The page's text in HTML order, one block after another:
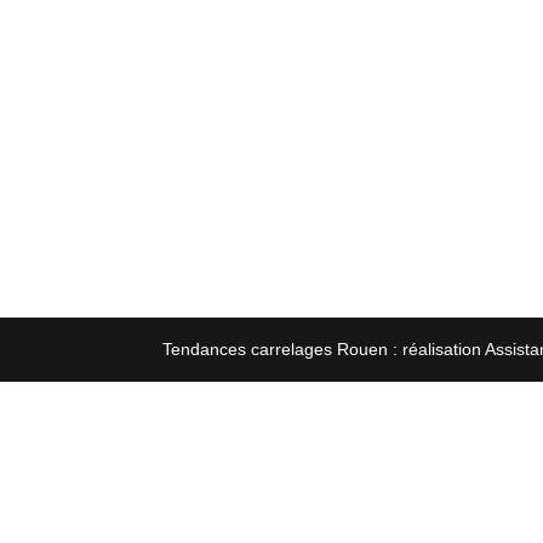
Tendances carrelages Rouen : réalisation